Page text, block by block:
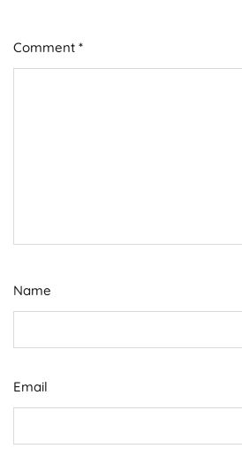
Comment *
Name
Email